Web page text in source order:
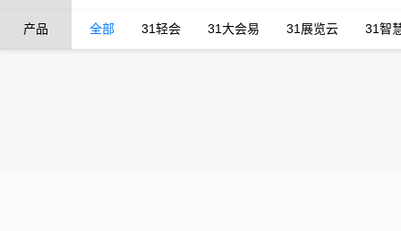
产品 全部 31轻会 31大会易 31展览云 31智